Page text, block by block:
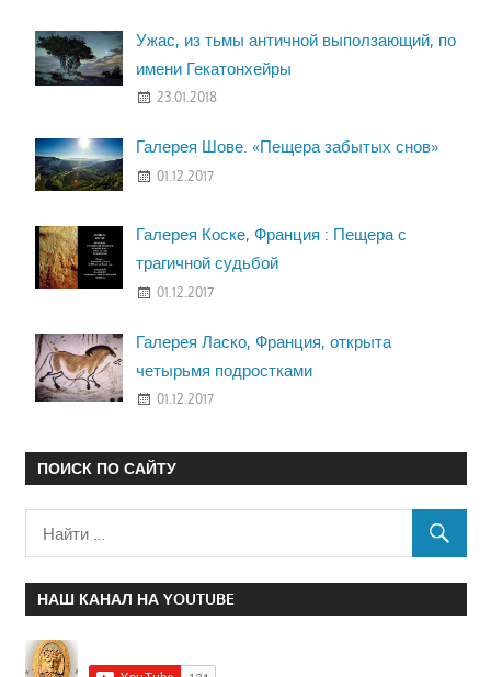
Ужас, из тьмы античной выползающий, по
имени Гекатонхейры
23.01.2018
Галерея Шове. «Пещера забытых снов»
01.12.2017
Галерея Коске, Франция : Пещера с
трагичной судьбой
01.12.2017
Галерея Ласко, Франция, открыта
четырьмя подростками
01.12.2017
ПОИСК ПО САЙТУ
НАШ КАНАЛ НА YOUTUBE